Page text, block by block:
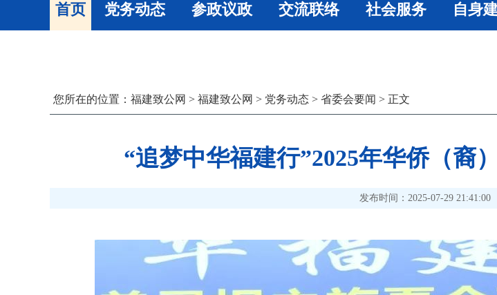
首页 党务动态 参政议政 交流联络 社会服务 自身
您所在的位置： 福建致公网 > 福建致公网 > 党务动态 > 省委会要闻 > 正文
“追梦中华福建行”2025年华侨（裔
发布时间：2025-07-29 21:41:00